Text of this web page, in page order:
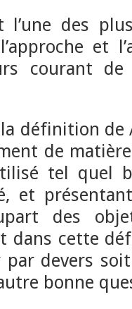
l’une des
et
courant de
définition de
de
tel quel
et
des
dans cette
par devers
bonne